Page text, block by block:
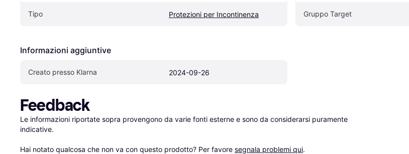
Tipo Protezioni per Incontinenza
Informazioni aggiuntive
Creato presso Klarna 2024-09-26
Gruppo Target
Feedback
Le informazioni riportate sopra provengono da varie fonti esterne e sono da considerarsi puramente
indicative.
Hai notato qualcosa che non va con questo prodotto? Per favore segnala problemi qui.